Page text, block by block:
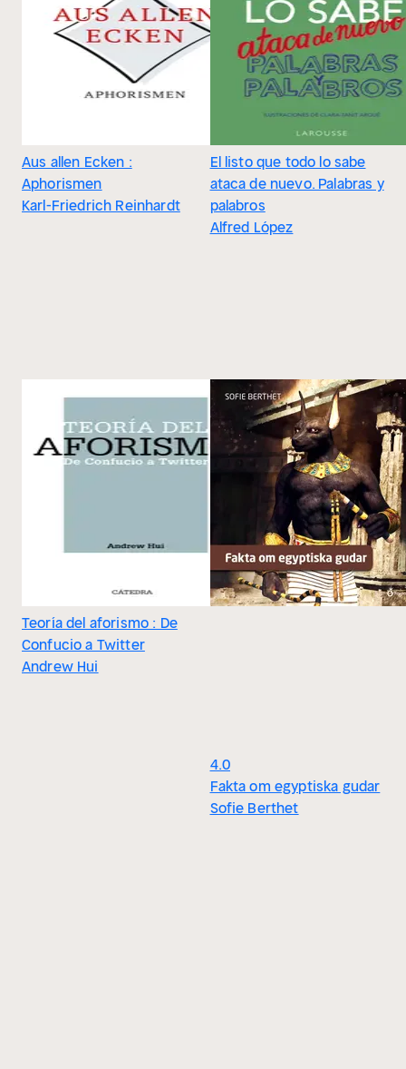
Aus allen Ecken :
Aphorismen
Karl-Friedrich Reinhardt
El listo que todo lo sabe
ataca de nuevo. Palabras y
palabros
Alfred López
Teoría del aforismo : De
Confucio a Twitter
Andrew Hui
4.0
Fakta om egyptiska gudar
Sofie Berthet